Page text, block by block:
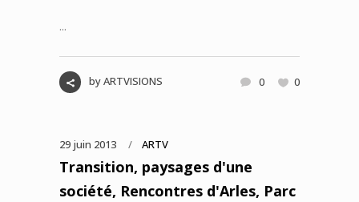
...
byARTVISIONS 0 0
29 juin 2013 ARTV
Transition, paysages d'une
société, Rencontres d'Arles, Parc